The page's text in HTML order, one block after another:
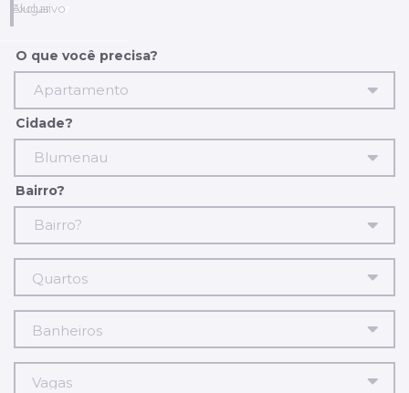
Comprar
Alugar
Exclusivo
O que você precisa?
Apartamento
Cidade?
Blumenau
Bairro?
Bairro?